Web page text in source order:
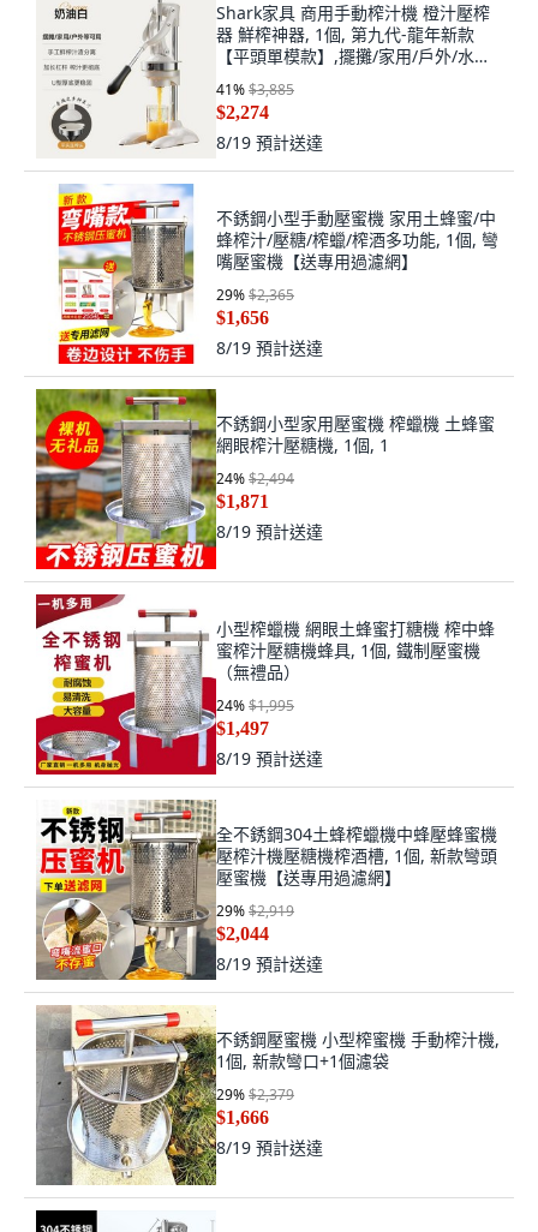
Shark家具 商用手動榨汁機 橙汁壓榨
器 鮮榨神器, 1個, 第九代-龍年新款
【平頭單模款】,擺攤/家用/戶外/水果
店等均可用
41%$3,885
$2,274
8/19 預計送達
不銹鋼小型手動壓蜜機 家用土蜂蜜/中
蜂榨汁/壓糖/榨蠟/榨酒多功能, 1個, 彎
嘴壓蜜機【送專用過濾網】
29%$2,365
$1,656
8/19 預計送達
不銹鋼小型家用壓蜜機 榨蠟機 土蜂蜜
網眼榨汁壓糖機, 1個, 1
24%$2,494
$1,871
8/19 預計送達
小型榨蠟機 網眼土蜂蜜打糖機 榨中蜂
蜜榨汁壓糖機蜂具, 1個, 鐵制壓蜜機
（無禮品）
24%$1,995
$1,497
8/19 預計送達
全不銹鋼304土蜂榨蠟機中蜂壓蜂蜜機
壓榨汁機壓糖機榨酒槽, 1個, 新款彎頭
壓蜜機【送專用過濾網】
29%$2,919
$2,044
8/19 預計送達
不銹鋼壓蜜機 小型榨蜜機 手動榨汁機,
1個, 新款彎口+1個濾袋
29%$2,379
$1,666
8/19 預計送達